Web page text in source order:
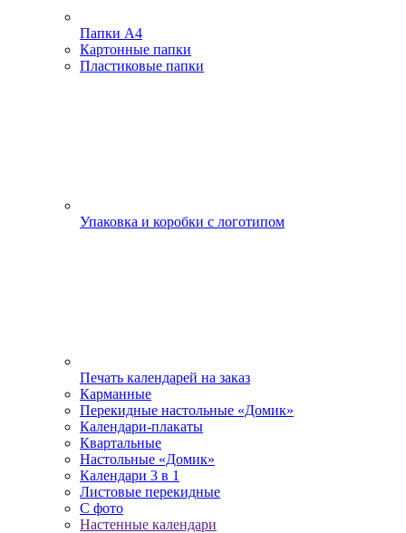
Папки А4
Картонные папки
Пластиковые папки
Упаковка и коробки с логотипом
Печать календарей на заказ
Карманные
Перекидные настольные «Домик»
Календари-плакаты
Квартальные
Настольные «Домик»
Календари 3 в 1
Листовые перекидные
С фото
Настенные календари